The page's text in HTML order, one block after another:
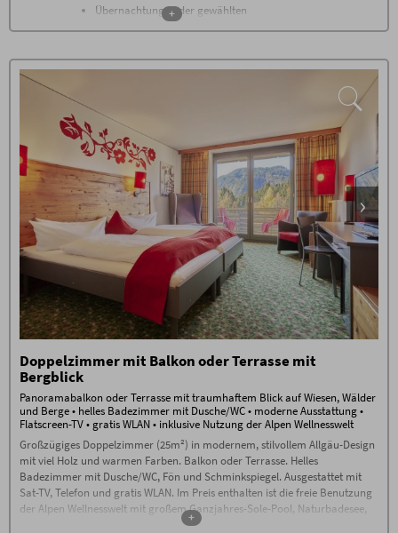
Übernachtung in der gewählten
Zimmerkategorie
verschiedenen
Frühstückskomponenten von 7.30
1500 m² Alpen Wellnesswelt
beheiztem Außen-Sole-Pool,
Allgäuer Sauna Alpe, Steinbad,
Allgäuer Flachsbad, Backstüble,
Mühlraddusche, Wellness-
Wohnzimmer, Raum der Stille,
Panorama-Ruheraum, Ruhe-Tenne
mit Wasserbetten sowie der grünen
Garten-Oase
im Sommer Naturidylle am Badesee
Fitnessraum mit neuesten Geräten
von Technogym
täglich Oberstdorfer Steinewasser,
Tee und Saunabrot an der
hochklassiges Gästeprogramm mit
Abend mit Live-Musik, Feuerabend,
Whisky-Tasting uvm.
Buchungsbedingungen
Es gelten dieBuchungsbedingungen(PDF) des
Hotel Oberstdorf, Reute 20, D-87561 Oberstdorf.
Check-in ab 15 Uhr. Falls Sie nach 23.00
Uhr anreisen, kontaktieren Sie uns bitte am
Anreisetag per Telefon.
Check-out bis 11.00 Uhr
Garagenstellplatz 15 Euro,
+
Doppelzimmer mit Balkon oder Terrasse mit
Bergblick
Panoramabalkon oder Terrasse mit traumhaftem Blick auf Wiesen, Wälder
und Berge • helles Badezimmer mit Dusche/WC • moderne Ausstattung •
Flatscreen-TV • gratis WLAN • inklusive Nutzung der Alpen Wellnesswelt
Großzügiges Doppelzimmer (25m²) in modernem, stilvollem Allgäu-Design
mit viel Holz und warmen Farben. Balkon oder Terrasse. Helles
Badezimmer mit Dusche/WC, Fön und Schminkspiegel. Ausgestattet mit
Sat-TV, Telefon und gratis WLAN. Im Preis enthalten ist die freie Benutzung
der Alpen Wellnesswelt mit großem Ganzjahres-Sole-Pool, Naturbadesee,
einzigartigem Saunabereich mit Sauna-Alpe, Steinbad, Backstüble,
+